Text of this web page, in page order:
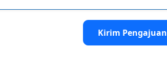
Kirim Pengajuan